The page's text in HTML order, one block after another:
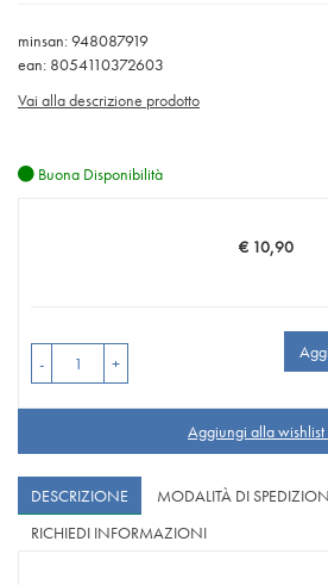
minsan: 948087919
ean: 8054110372603
Vai alla descrizione prodotto
Buona Disponibilità
Prezzo
€ 10,90
- +
Aggiungi alla wishlist
DESCRIZIONE
MODALITÀ DI
RICHIEDI INFORMAZIONI